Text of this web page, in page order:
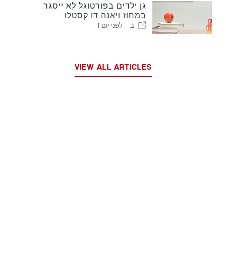
גן ילדים בפורטוגל לא ייסגר
במחוז ויאנה דו קסטלו
ב - לפני יום 1
VIEW ALL ARTICLES